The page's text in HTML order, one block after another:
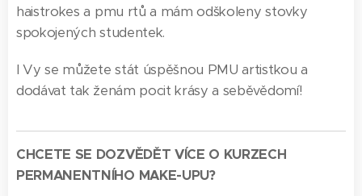
haistrokes a pmu rtů a mám odškoleny stovky
spokojených studentek.
I Vy se můžete stát úspěšnou PMU artistkou a
dodávat tak ženám pocit krásy a seběvědomí!
CHCETE SE DOZVĚDĚT VÍCE O KURZECH
PERMANENTNÍHO MAKE-UPU?